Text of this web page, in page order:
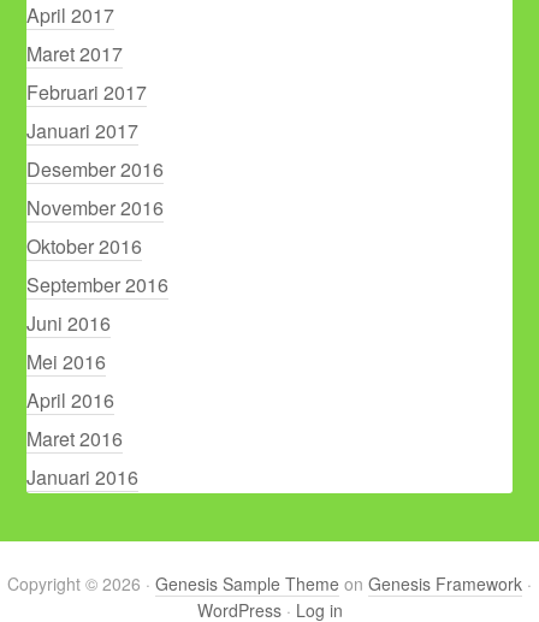
April 2017
Maret 2017
Februari 2017
Januari 2017
Desember 2016
November 2016
Oktober 2016
September 2016
Juni 2016
Mei 2016
April 2016
Maret 2016
Januari 2016
Copyright © 2026 · Genesis Sample Theme on Genesis Framework ·
WordPress· Log in